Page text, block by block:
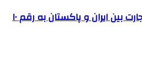
افزایش حجم تجارت بین ایران و پاکستان به رقم ۱۰